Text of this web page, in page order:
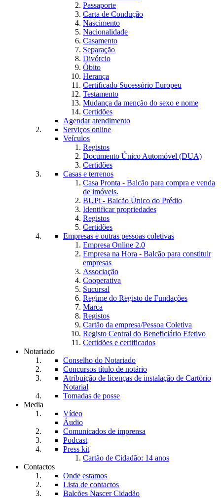
Passaporte
Carta de Condução
Nascimento
Nacionalidade
Casamento
Separação
Divórcio
Óbito
Herança
Certificado Sucessório Europeu
Testamento
Mudança da menção do sexo e nome
Certidões
Agendar atendimento
Serviços online
Veículos
Registos
Documento Único Automóvel (DUA)
Certidões
Casas e terrenos
Casa Pronta - Balcão para compra e venda
de imóveis.
BUPi - Balcão Único do Prédio
Identificar propriedades
Registos
Certidões
Empresas e outras pessoas coletivas
Empresa Online 2.0
Empresa na Hora - Balcão para constituir
empresas
Associação
Cooperativa
Sucursal
Regime do Registo de Fundações
Marca
Registos
Cartão da empresa/Pessoa Coletiva
Registo Central do Beneficiário Efetivo
Certidões e certificados
Notariado
Conselho do Notariado
Concursos título de notário
Atribuição de licenças de instalação de Cartório
Notarial
Tomadas de posse
Media
Vídeo
Áudio
Comunicados de imprensa
Podcast
Press kit
Cartão de Cidadão: 14 anos
Contactos
Onde estamos
Lista de contactos
Balcões Nascer Cidadão